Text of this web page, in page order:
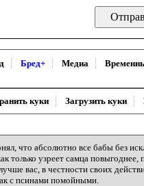
Бред+ Медиа
куки Загрузить куки
что абсолютно все бабы без
только узреет самца
вас, в честности своих
с псинами помойными.